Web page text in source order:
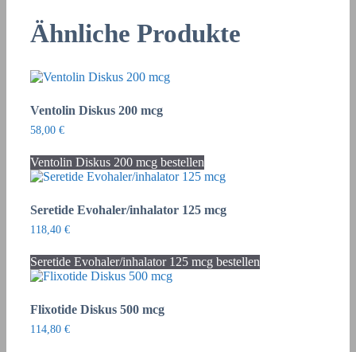
Ähnliche Produkte
Ventolin Diskus 200 mcg
58,00 €
Ventolin Diskus 200 mcg bestellen
Seretide Evohaler/inhalator 125 mcg
118,40 €
Seretide Evohaler/inhalator 125 mcg bestellen
Flixotide Diskus 500 mcg
114,80 €